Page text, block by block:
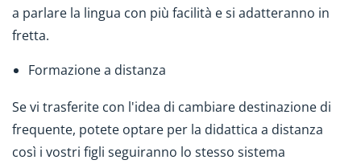
a parlare la lingua con più facilità e si adatteranno in
fretta.
Formazione a distanza
Se vi trasferite con l'idea di cambiare destinazione di
frequente, potete optare per la didattica a distanza
così i vostri figli seguiranno lo stesso sistema